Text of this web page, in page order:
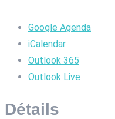
Google Agenda
iCalendar
Outlook 365
Outlook Live
Détails